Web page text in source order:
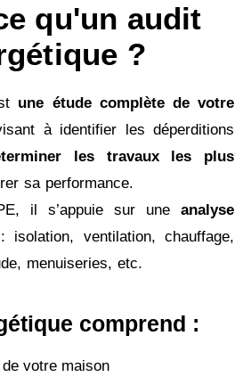
qu'un audit
?
une étude complète de votre
à identifier les déperditions
les travaux les plus
sa performance.
il s’appuie sur une analyse
: isolation, ventilation, chauffage,
menuiseries, etc.
comprend :
votre maison